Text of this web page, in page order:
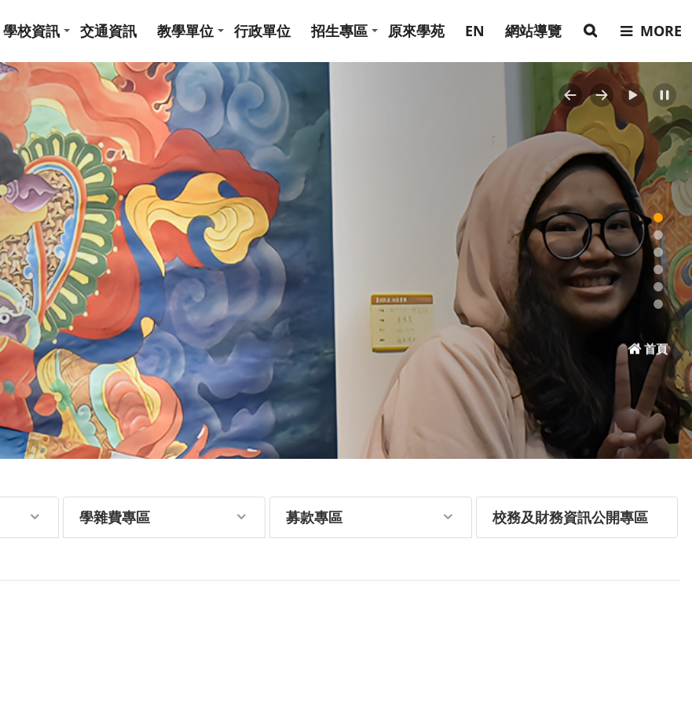
學校資訊 交通資訊 教學單位 行政單位 招生專區 原來學苑 EN 網站導覽 MORE
Previous
Next
首頁
學雜費專區 募款專區 校務及財務資訊公開專區